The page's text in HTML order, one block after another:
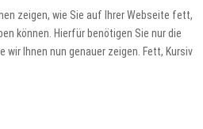
zeigen, wie Sie auf Ihrer Webseite fett,
können. Hierfür benötigen Sie nur die
wir Ihnen nun genauer zeigen. Fett, Kursiv